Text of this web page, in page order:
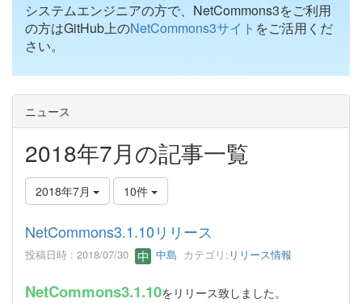
システムエンジニアの方で、NetCommons3をご利用
の方はGitHub上のNetCommons3サイト をご活用くだ
さい。
ニュース
2018年7月の記事一覧
2018年7月 10件
NetCommons3.1.10リリース
投稿日時 : 2018/07/30 中島 カテゴリ: リリース情報
NetCommons3.1.10をリリース致しました。